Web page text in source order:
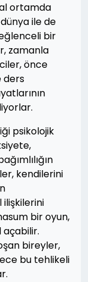
ortamda
ile de
bir
zamanla
önce
ders
psikolojik
kendilerini
bir oyun,
açabilir.
bireyler,
bu tehlikeli